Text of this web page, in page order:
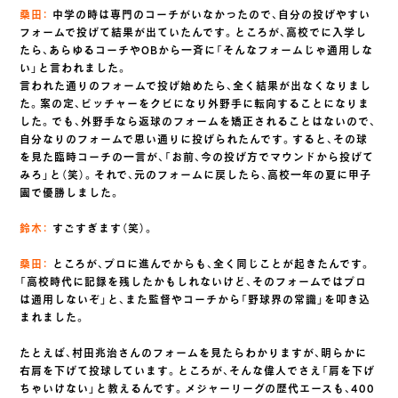
桑田： 中学の時は専門のコーチがいなかったので、自分の投げやすい
フォームで投げて結果が出ていたんです。ところが、高校でに入学し
たら、あらゆるコーチやOBから一斉に「そんなフォームじゃ通用しな
い」と言われました。
言われた通りのフォームで投げ始めたら、全く結果が出なくなりまし
た。案の定、ピッチャーをクビになり外野手に転向することになりま
した。でも、外野手なら返球のフォームを矯正されることはないので、
自分なりのフォームで思い通りに投げられたんです。すると、その球
を見た臨時コーチの一言が、「お前、今の投げ方でマウンドから投げて
みろ」と（笑）。それで、元のフォームに戻したら、高校一年の夏に甲子
園で優勝しました。
鈴木： すごすぎます（笑）。
桑田： ところが、プロに進んでからも、全く同じことが起きたんです。
「高校時代に記録を残したかもしれないけど、そのフォームではプロ
は通用しないぞ」と、また監督やコーチから「野球界の常識」を叩き込
まれました。
たとえば、村田兆治さんのフォームを見たらわかりますが、明らかに
右肩を下げて投球しています。ところが、そんな偉人でさえ「肩を下げ
ちゃいけない」と教えるんです。メジャーリーグの歴代エースも、400